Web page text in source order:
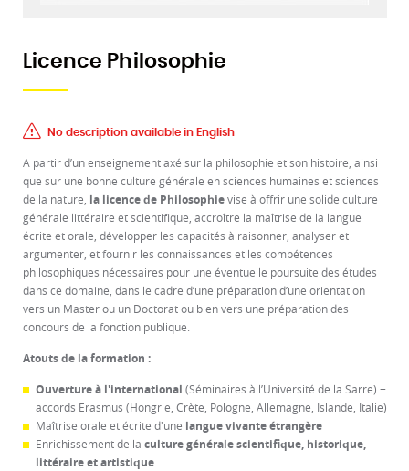
Licence Philosophie
No description available in English
A partir d’un enseignement axé sur la philosophie et son histoire, ainsi
que sur une bonne culture générale en sciences humaines et sciences
de la nature, la licence de Philosophievise à offrir une solide culture
générale littéraire et scientifique, accroître la maîtrise de la langue
écrite et orale, développer les capacités à raisonner, analyser et
argumenter, et fournir les connaissances et les compétences
philosophiques nécessaires pour une éventuelle poursuite des études
dans ce domaine, dans le cadre d’une préparation d’une orientation
vers un Master ou un Doctorat ou bien vers une préparation des
concours de la fonction publique.
Atouts de la formation :
Ouverture à l'international (Séminaires à l’Université de la Sarre) +
accords Erasmus (Hongrie, Crète, Pologne, Allemagne, Islande, Italie)
Maîtrise orale et écrite d'une langue vivante étrangère
Enrichissement de la culture générale scientifique, historique,
littéraire et artistique